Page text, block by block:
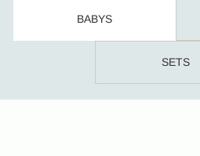
BABYS
SETS